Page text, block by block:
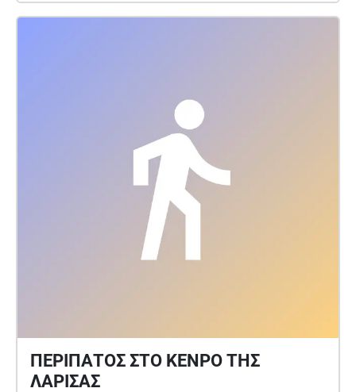
παίρνει τη σκυτάλη: τα βήματα πάνω στις πέτρες,
ο άνεμος, τα πουλιά και ο ήχος του νερού γίνονται
καθαροί και διακριτοί. Η διαδρομή φτάνει στον
νερόμυλο και τον Ενιπέα, όπου η ηρεμία της
φύσης κυριαρχεί, οι ήχοι αποκτούν υψηλή
πιστότητα και ο επισκέπτης βιώνει μια πλήρη
ακουστική εμπειρία – από την ένταση της ζωής
του χωριού έως τη γαλήνη του Ολύμπου.
ΠΕΡΙΠΑΤΟΣ ΣΤΟ ΚΕΝΡΟ ΤΗΣ
ΛΑΡΙΣΑΣ